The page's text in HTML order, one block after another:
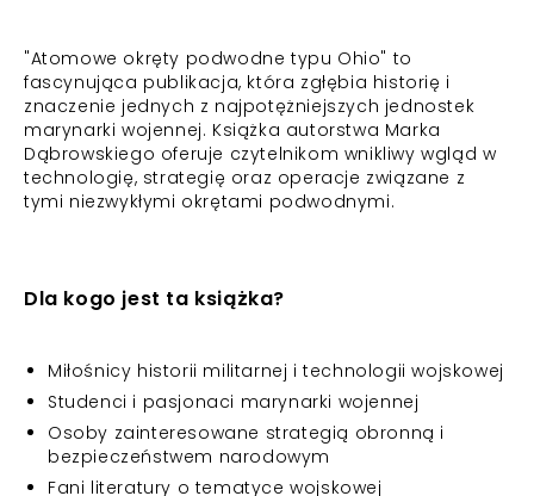
"Atomowe okręty podwodne typu Ohio" to
fascynująca publikacja, która zgłębia historię i
znaczenie jednych z najpotężniejszych jednostek
marynarki wojennej. Książka autorstwa Marka
Dąbrowskiego oferuje czytelnikom wnikliwy wgląd w
technologię, strategię oraz operacje związane z
tymi niezwykłymi okrętami podwodnymi.
Dla kogo jest ta książka?
Miłośnicy historii militarnej i technologii wojskowej
Studenci i pasjonaci marynarki wojennej
Osoby zainteresowane strategią obronną i
bezpieczeństwem narodowym
Fani literatury o tematyce wojskowej